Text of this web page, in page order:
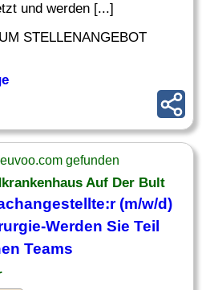
und werden [...]
STELLENANGEBOT
gefunden
Auf Der Bult
(m/w/d)
Werden Sie Teil
Teams